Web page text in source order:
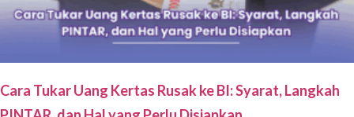
Cara Tukar Uang Kertas Rusak ke BI: Syarat, Langkah